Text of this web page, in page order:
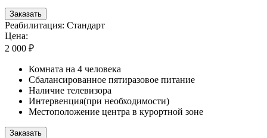
Заказать
Реабилитация: Стандарт
Цена:
2 000 ₽
Комната на 4 человека
Сбалансированное пятиразовое питание
Наличие телевизора
Интервенция(при необходимости)
Местоположение центра в курортной зоне
Заказать